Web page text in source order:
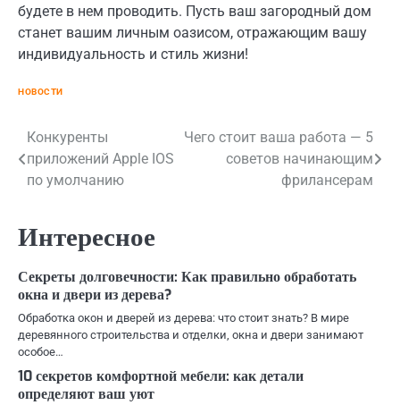
будете в нем проводить. Пусть ваш загородный дом
станет вашим личным оазисом, отражающим вашу
индивидуальность и стиль жизни!
НОВОСТИ
Навигация
по
Конкуренты
приложений Apple IOS
по умолчанию
Чего стоит ваша работа — 5
советов начинающим
фрилансерам
Интересное
Секреты долговечности: Как правильно обработать
окна и двери из дерева?
Обработка окон и дверей из дерева: что стоит знать? В мире
деревянного строительства и отделки, окна и двери занимают
особое…
10 секретов комфортной мебели: как детали
определяют ваш уют